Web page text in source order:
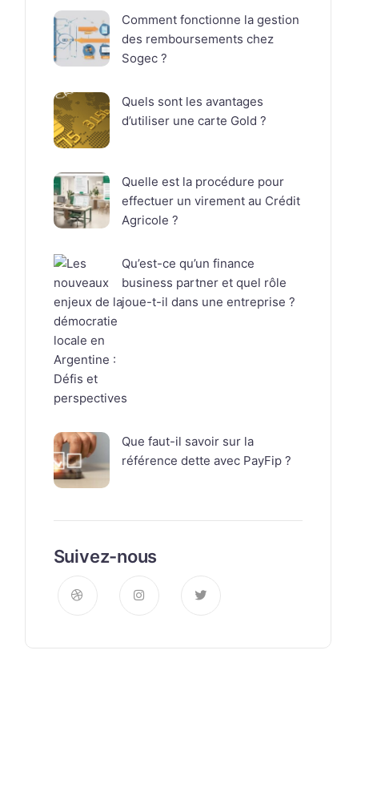
Comment fonctionne la gestion
des remboursements chez
Sogec ?
Quels sont les avantages
d’utiliser une carte Gold ?
Quelle est la procédure pour
effectuer un virement au Crédit
Agricole ?
Qu’est-ce qu’un finance
business partner et quel rôle
joue-t-il dans une entreprise ?
Que faut-il savoir sur la
référence dette avec PayFip ?
Suivez-nous